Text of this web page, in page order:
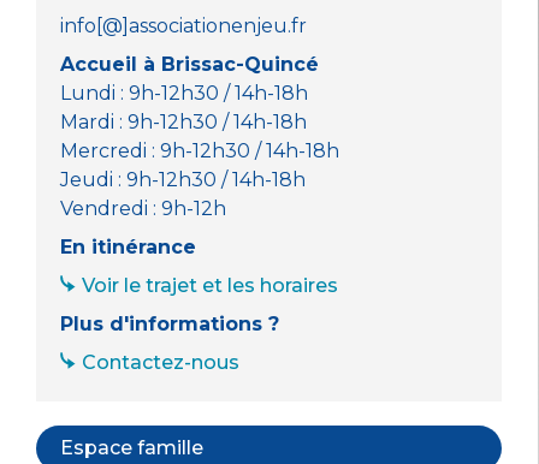
info[@]associationenjeu.fr
Accueil à Brissac-Quincé
Lundi : 9h-12h30 / 14h-18h
Mardi : 9h-12h30 / 14h-18h
Mercredi : 9h-12h30 / 14h-18h
Jeudi : 9h-12h30 / 14h-18h
Vendredi : 9h-12h
En itinérance
Voir le trajet et les horaires
Plus d'informations ?
Contactez-nous
Espace famille